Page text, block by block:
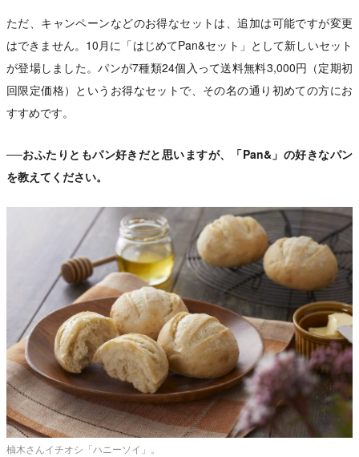
ただ、キャンペーンなどのお得なセットは、追加は可能ですが変更
はできません。10月に「はじめてPan&セット」として新しいセット
が登場しました。パンが7種類24個入って送料無料3,000円（定期初
回限定価格）というお得なセットで、その名の通り初めての方にお
すすめです。
──おふたりともパン好きだと思いますが、「Pan&」の好きなパン
を教えてください。
柚木さんイチオシ「ハニーソイ」。